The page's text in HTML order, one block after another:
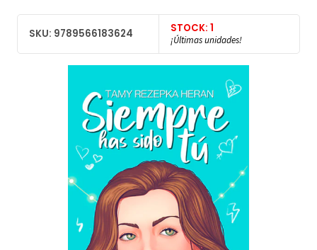
SKU: 9789566183624 STOCK: 1
¡Últimas unidades!